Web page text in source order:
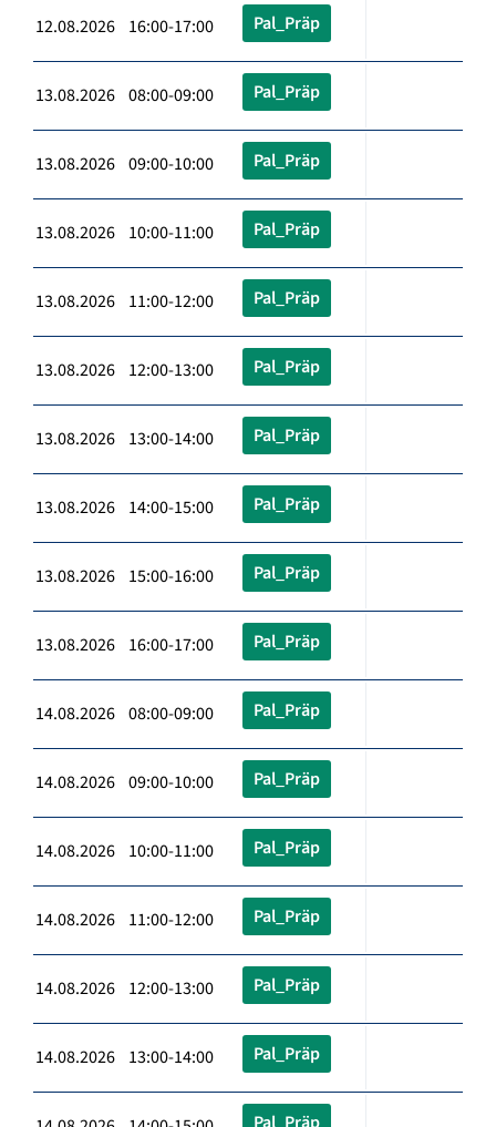
12.08.2026 16:00-17:00 Pal_Präp
13.08.2026 08:00-09:00 Pal_Präp
13.08.2026 09:00-10:00 Pal_Präp
13.08.2026 10:00-11:00 Pal_Präp
13.08.2026 11:00-12:00 Pal_Präp
13.08.2026 12:00-13:00 Pal_Präp
13.08.2026 13:00-14:00 Pal_Präp
13.08.2026 14:00-15:00 Pal_Präp
13.08.2026 15:00-16:00 Pal_Präp
13.08.2026 16:00-17:00 Pal_Präp
14.08.2026 08:00-09:00 Pal_Präp
14.08.2026 09:00-10:00 Pal_Präp
14.08.2026 10:00-11:00 Pal_Präp
14.08.2026 11:00-12:00 Pal_Präp
14.08.2026 12:00-13:00 Pal_Präp
14.08.2026 13:00-14:00 Pal_Präp